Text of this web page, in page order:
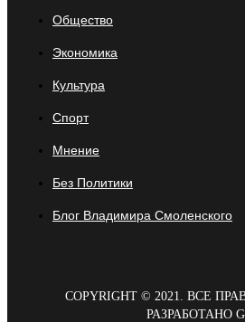
Общество
Экономика
Культура
Спорт
Мнение
Без Политики
Блог Владимира Смоленского
COPYRIGHT © 2021. ВСЕ
РАЗРАБОТАНО